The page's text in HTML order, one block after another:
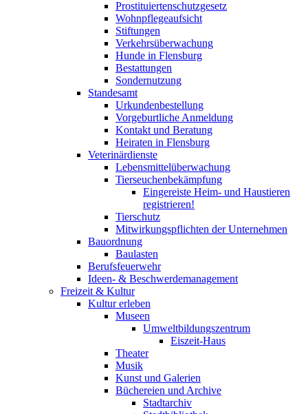
Prostituiertenschutzgesetz
Wohnpflegeaufsicht
Stiftungen
Verkehrsüberwachung
Hunde in Flensburg
Bestattungen
Sondernutzung
Standesamt
Urkundenbestellung
Vorgeburtliche Anmeldung
Kontakt und Beratung
Heiraten in Flensburg
Veterinärdienste
Lebensmittelüberwachung
Tierseuchenbekämpfung
Eingereiste Heim- und Haustieren
registrieren!
Tierschutz
Mitwirkungspflichten der Unternehmen
Bauordnung
Baulasten
Berufsfeuerwehr
Ideen- & Beschwerdemanagement
Freizeit & Kultur
Kultur erleben
Museen
Umweltbildungszentrum
Eiszeit-Haus
Theater
Musik
Kunst und Galerien
Büchereien und Archive
Stadtarchiv